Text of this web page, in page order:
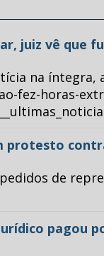
juiz vê que
na
fez-horas-
protesto
de
pagou